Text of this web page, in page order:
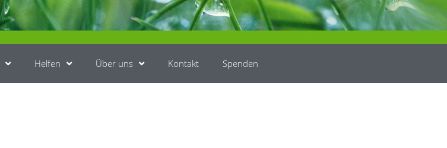
Helfen Über uns Kontakt Spenden